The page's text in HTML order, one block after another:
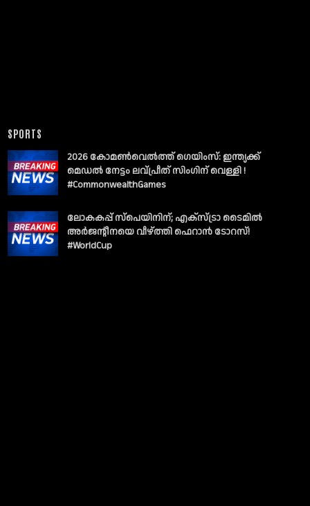
SPORTS
2026 കോമൺവെൽത്ത് ഗെയിംസ്: ഇന്ത്യക്ക്
മെഡൽ നേട്ടം ലവ്പ്രീത് സിംഗിന് വെള്ളി !
#CommonwealthGames
ലോകകപ്പ് സ്പെയിനിന്; എക്സ്ട്രാ ടൈമിൽ
അർജന്റീനയെ വീഴ്ത്തി ഫെറാൻ ടോറസ്!
#WorldCup